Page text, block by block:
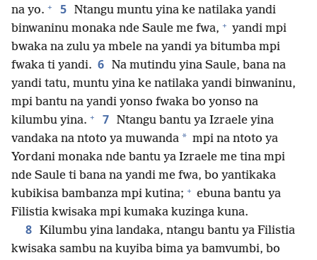
na yo. + 5 Ntangu muntu yina ke natilaka yandi
binwaninu monaka nde Saule me fwa, + yandi mpi
bwaka na zulu ya mbele na yandi ya bitumba mpi
fwaka ti yandi. 6 Na mutindu yina Saule, bana na
yandi tatu, muntu yina ke natilaka yandi binwaninu,
mpi bantu na yandi yonso fwaka bo yonso na
kilumbu yina. + 7 Ntangu bantu ya Izraele yina
vandaka na ntoto ya muwanda * mpi na ntoto ya
Yordani monaka nde bantu ya Izraele me tina mpi
nde Saule ti bana na yandi me fwa, bo yantikaka
kubikisa bambanza mpi kutina; + ebuna bantu ya
Filistia kwisaka mpi kumaka kuzinga kuna.
8 Kilumbu yina landaka, ntangu bantu ya Filistia
kwisaka sambu na kuyiba bima ya bamvumbi, bo